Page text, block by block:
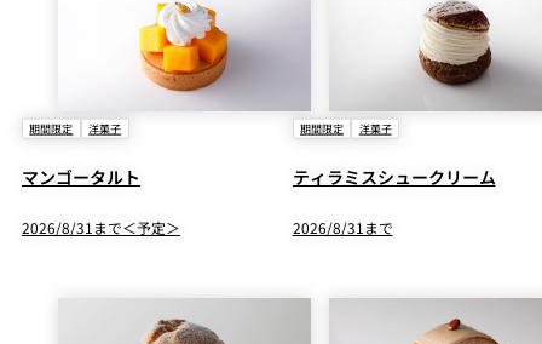
期間限定 洋菓子
マンゴータルト
2026/8/31まで＜予定＞
期間限定 洋菓子
ティラミスシュークリーム
2026/8/31まで